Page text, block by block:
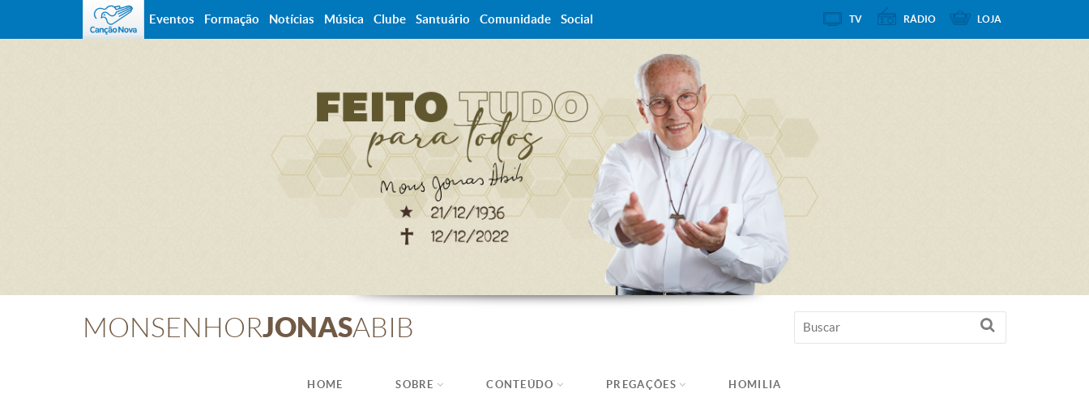
MONSENHORJONASABIB
HOME SOBRE CONTEÚDO PREGAÇÕES HOMILIA
Eventos Formação Notícias Música Clube Santuário Comunidade Social TV RÁDIO LOJA